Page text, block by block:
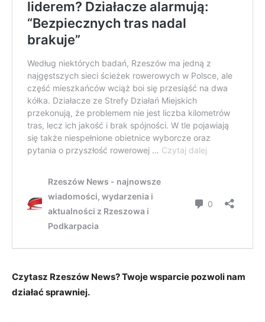
Czytasz Rzeszów News? Twoje wsparcie pozwoli nam
działać sprawniej.